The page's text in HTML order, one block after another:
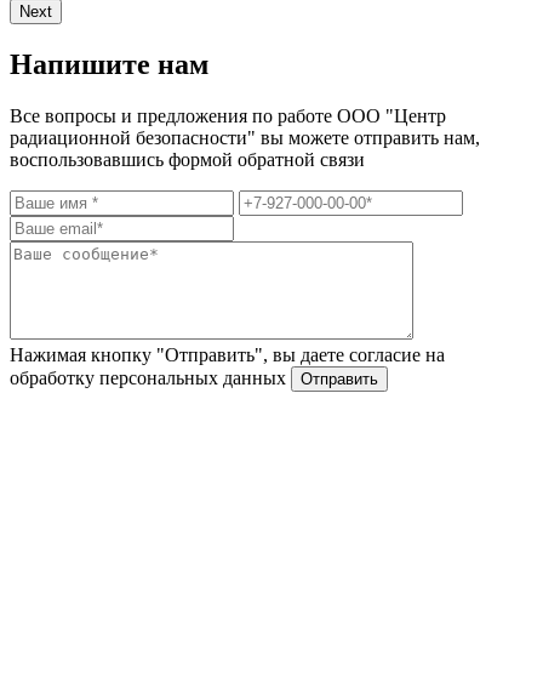
Next
Напишите нам
Все вопросы и предложения по работе ООО "Центр
радиационной безопасности" вы можете отправить нам,
воспользовавшись формой обратной связи
Нажимая кнопку "Отправить", вы даете согласие на
обработку персональных данных